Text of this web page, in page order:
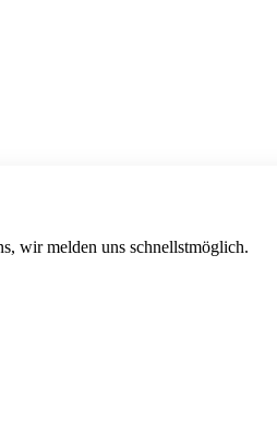
wir melden uns schnellstmöglich.